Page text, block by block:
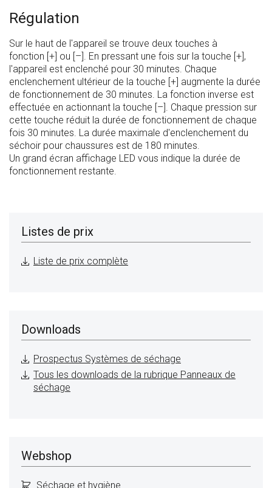
Régulation
Sur le haut de l'appareil se trouve deux touches à
fonction [+] ou [–]. En pressant une fois sur la touche [+],
l'appareil est enclenché pour 30 minutes. Chaque
enclenchement ultérieur de la touche [+] augmente la durée
de fonctionnement de 30 minutes. La fonction inverse est
effectuée en actionnant la touche [–]. Chaque pression sur
cette touche réduit la durée de fonctionnement de chaque
fois 30 minutes. La durée maximale d'enclenchement du
séchoir pour chaussures est de 180 minutes.
Un grand écran affichage LED vous indique la durée de
fonctionnement restante.
Listes de prix
Liste de prix complète
Downloads
Prospectus Systèmes de séchage
Tous les downloads de la rubrique Panneaux de
séchage
Webshop
Séchage et hygiène